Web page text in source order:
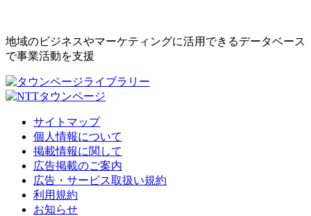
地域のビジネスやマーケティングに活用できるデータベース
で事業活動を支援
サイトマップ
個人情報について
掲載情報に関して
広告掲載のご案内
広告・サービス取扱い規約
利用規約
お知らせ